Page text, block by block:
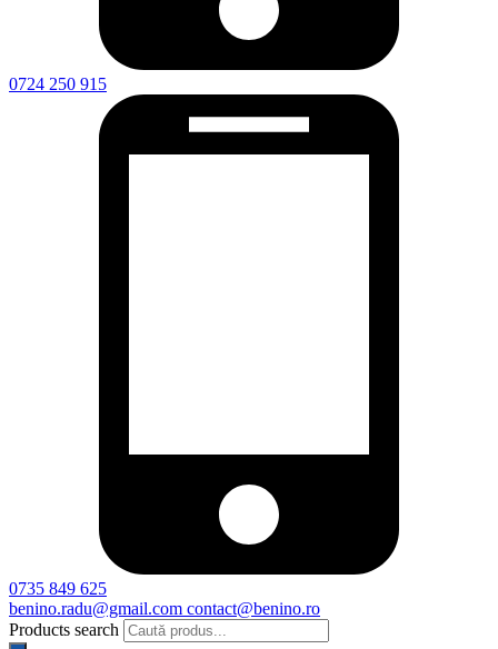
0724 250 915
0735 849 625
benino.radu@gmail.com contact@benino.ro
Products search